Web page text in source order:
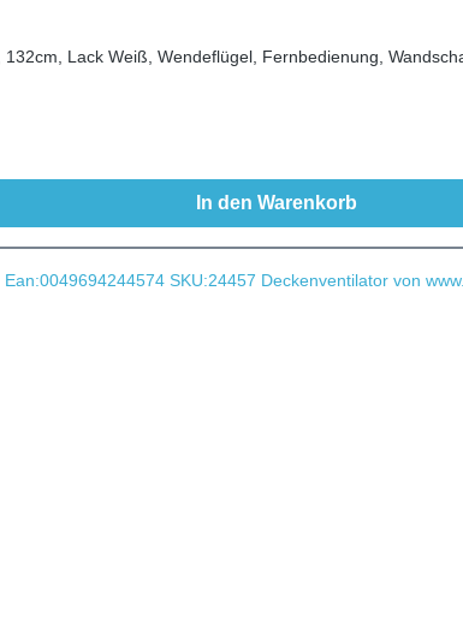
Lack Weiß, Wendeflügel, Fernbedienung,
In den Warenkorb